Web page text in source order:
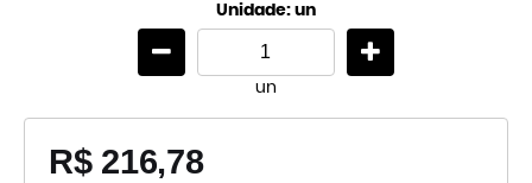
Unidade: un
un
R$ 216,78